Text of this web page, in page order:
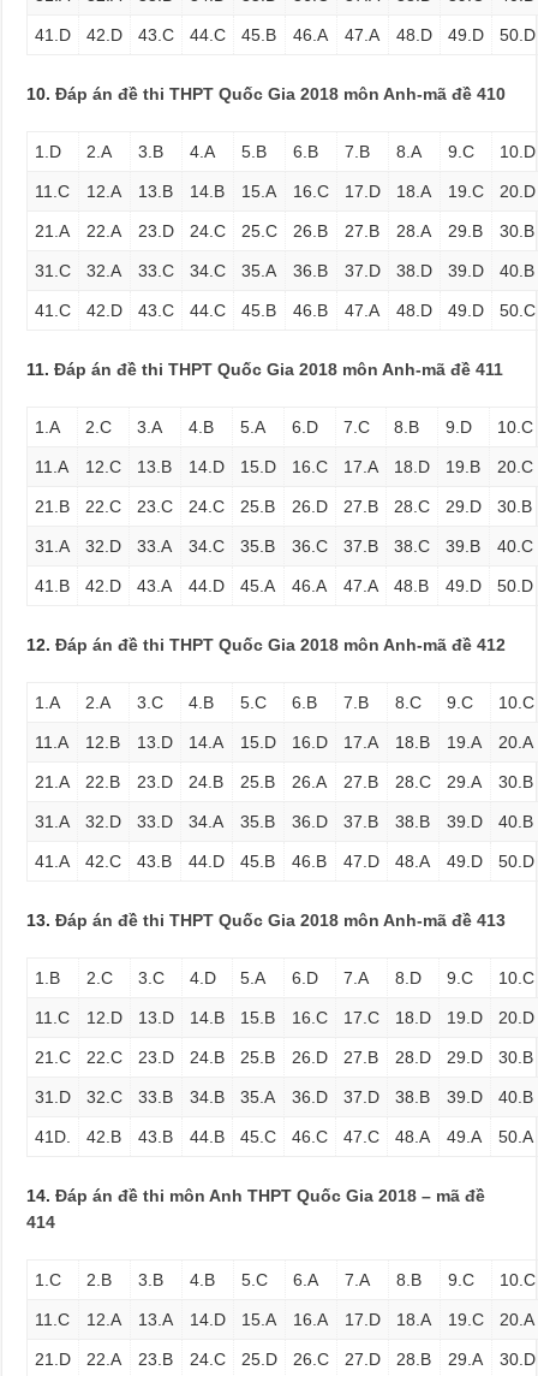
41.D 42.D 43.C 44.C 45.B 46.A 47.A 48.D 49.D 50.D
10.Đáp án đề thi THPT Quốc Gia 2018 môn Anh-mã đề 410
1.D 2.A 3.B 4.A 5.B 6.B 7.B 8.A 9.C 10.D
11.C 12.A 13.B 14.B 15.A 16.C 17.D 18.A 19.C 20.D
21.A 22.A 23.D 24.C 25.C 26.B 27.B 28.A 29.B 30.B
31.C 32.A 33.C 34.C 35.A 36.B 37.D 38.D 39.D 40.B
41.C 42.D 43.C 44.C 45.B 46.B 47.A 48.D 49.D 50.C
11.Đáp án đề thi THPT Quốc Gia 2018 môn Anh-mã đề 411
1.A 2.C 3.A 4.B 5.A 6.D 7.C 8.B 9.D 10.C
11.A 12.C 13.B 14.D 15.D 16.C 17.A 18.D 19.B 20.C
21.B 22.C 23.C 24.C 25.B 26.D 27.B 28.C 29.D 30.B
31.A 32.D 33.A 34.C 35.B 36.C 37.B 38.C 39.B 40.C
41.B 42.D 43.A 44.D 45.A 46.A 47.A 48.B 49.D 50.D
12.Đáp án đề thi THPT Quốc Gia 2018 môn Anh-mã đề 412
1.A 2.A 3.C 4.B 5.C 6.B 7.B 8.C 9.C 10.C
11.A 12.B 13.D 14.A 15.D 16.D 17.A 18.B 19.A 20.A
21.A 22.B 23.D 24.B 25.B 26.A 27.B 28.C 29.A 30.B
31.A 32.D 33.D 34.A 35.B 36.D 37.B 38.B 39.D 40.B
41.A 42.C 43.B 44.D 45.B 46.B 47.D 48.A 49.D 50.D
13.Đáp án đề thi THPT Quốc Gia 2018 môn Anh-mã đề 413
1.B 2.C 3.C 4.D 5.A 6.D 7.A 8.D 9.C 10.C
11.C 12.D 13.D 14.B 15.B 16.C 17.C 18.D 19.D 20.D
21.C 22.C 23.D 24.B 25.B 26.D 27.B 28.D 29.D 30.B
31.D 32.C 33.B 34.B 35.A 36.D 37.D 38.B 39.D 40.B
41D. 42.B 43.B 44.B 45.C 46.C 47.C 48.A 49.A 50.A
14.Đáp án đề thi môn Anh THPT Quốc Gia 2018 – mã đề
414
1.C 2.B 3.B 4.B 5.C 6.A 7.A 8.B 9.C 10.C
11.C 12.A 13.A 14.D 15.A 16.A 17.D 18.A 19.C 20.A
21.D 22.A 23.B 24.C 25.D 26.C 27.D 28.B 29.A 30.D